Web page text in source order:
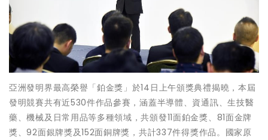
亞洲發明界最高榮譽「鉑金獎」於14日上午頒獎典禮揭曉，本屆
發明競賽共有近530件作品參賽，涵蓋半導體、資通訊、生技醫
藥、機械及日常用品等多種領域，共頒發11面鉑金獎、81面金牌
獎、92面銀牌獎及152面銅牌獎，共計337件得獎作品。國家原